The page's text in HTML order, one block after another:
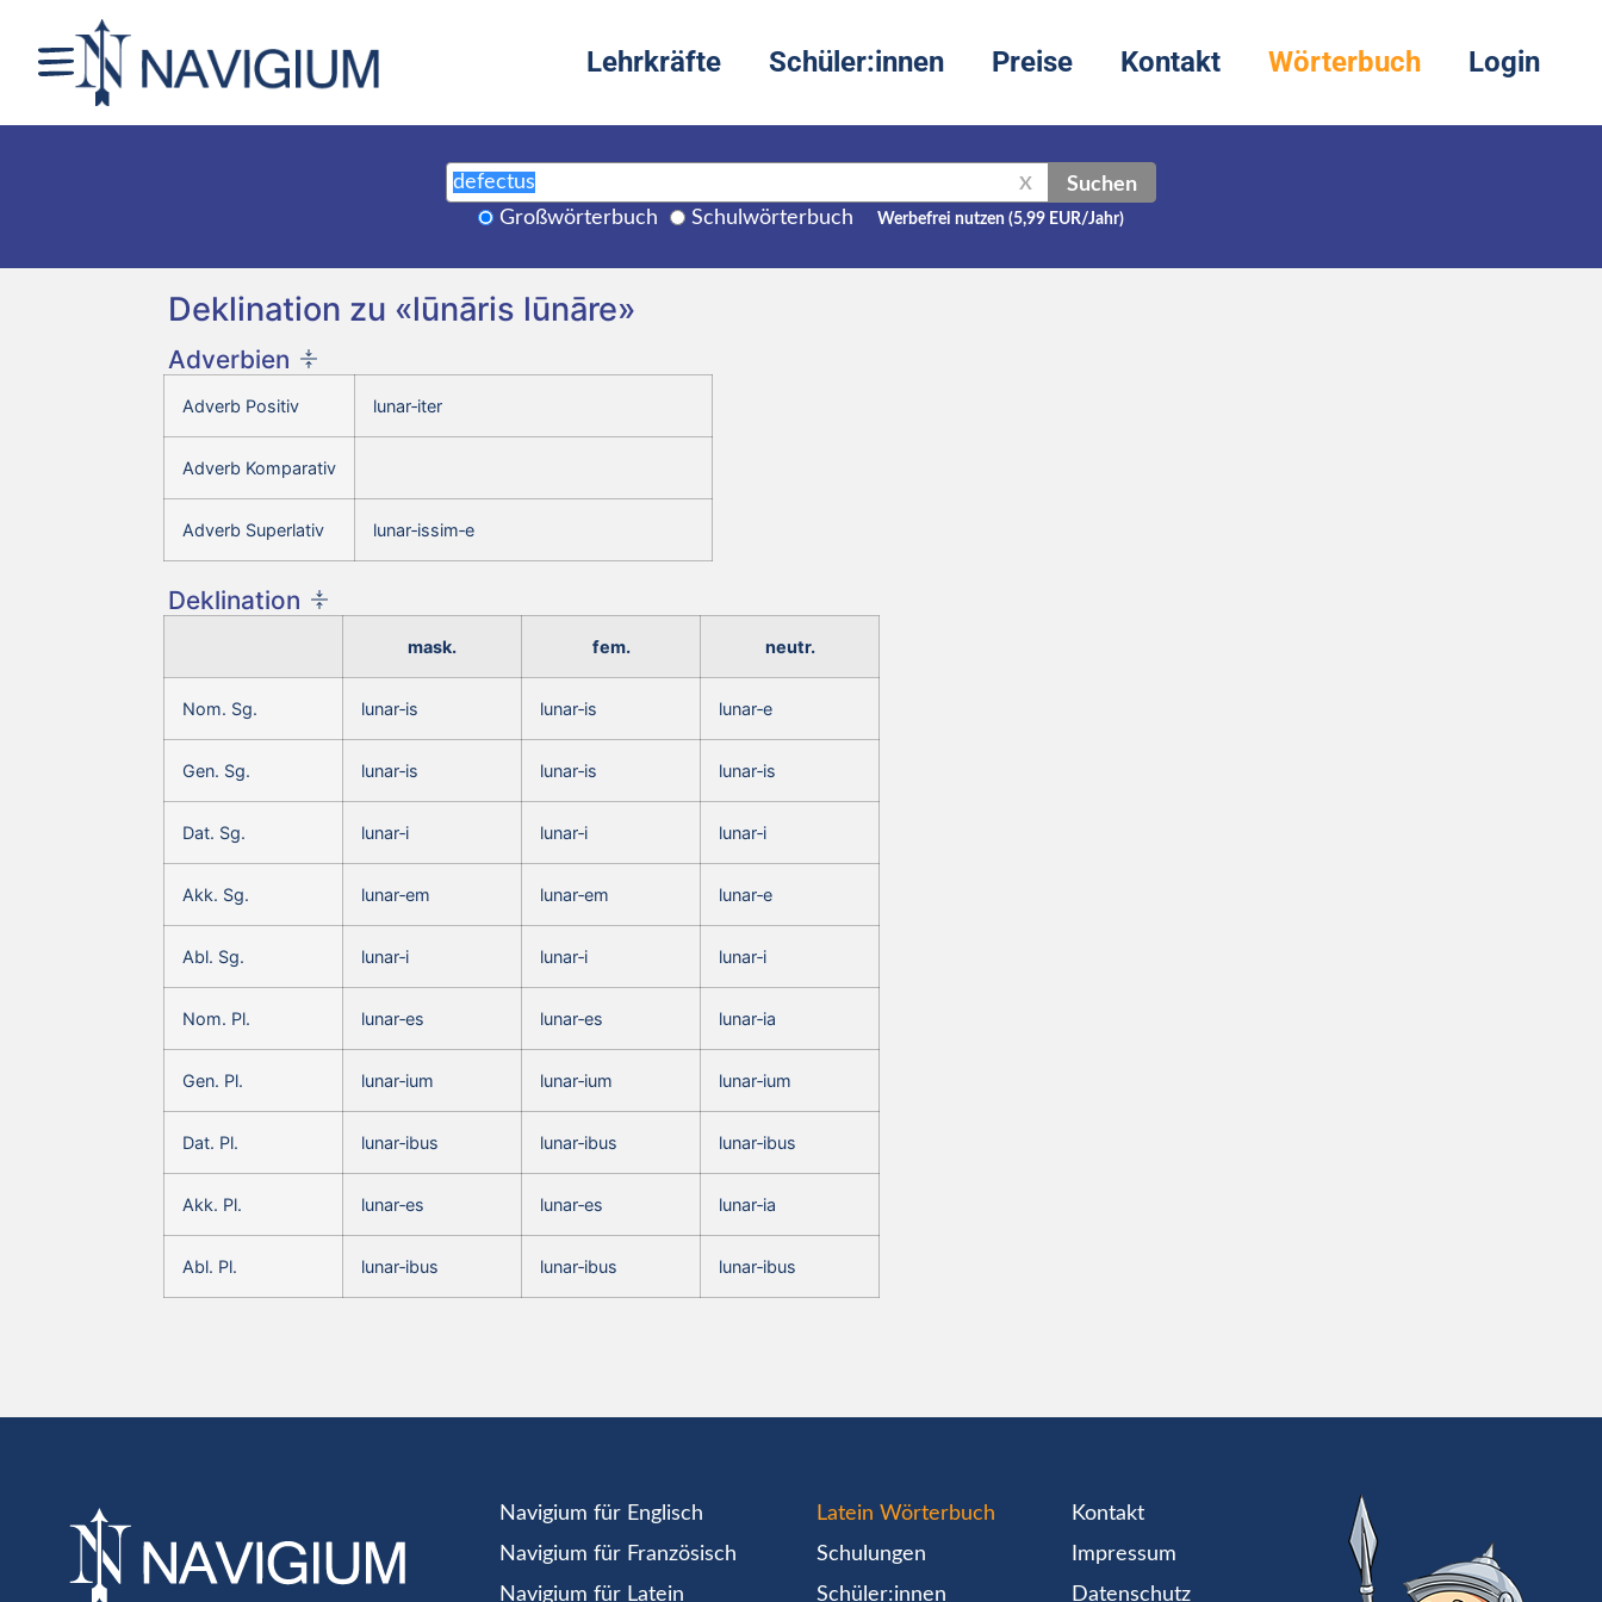
Lehrkräfte Schüler:innen Preise Kontakt Wörterbuch Login
X Suchen
Großwörterbuch Schulwörterbuch Werbefrei nutzen (5,99 EUR/Jahr)
Deklination zu «lūnāris lūnāre»
Adverbien
Adverb Positiv lunar‑iter
Adverb Komparativ
Adverb Superlativ lunar‑issim‑e
Deklination
mask. fem. neutr.
Nom. Sg. lunar‑is lunar‑is lunar‑e
Gen. Sg. lunar‑is lunar‑is lunar‑is
Dat. Sg. lunar‑i lunar‑i lunar‑i
Akk. Sg. lunar‑em lunar‑em lunar‑e
Abl. Sg. lunar‑i lunar‑i lunar‑i
Nom. Pl. lunar‑es lunar‑es lunar‑ia
Gen. Pl. lunar‑ium lunar‑ium lunar‑ium
Dat. Pl. lunar‑ibus lunar‑ibus lunar‑ibus
Akk. Pl. lunar‑es lunar‑es lunar‑ia
Abl. Pl. lunar‑ibus lunar‑ibus lunar‑ibus
Navigium für Englisch
Navigium für Französisch
Navigium für Latein
Latein Wörterbuch
Schulungen
Schüler:innen
Kontakt
Impressum
Datenschutz